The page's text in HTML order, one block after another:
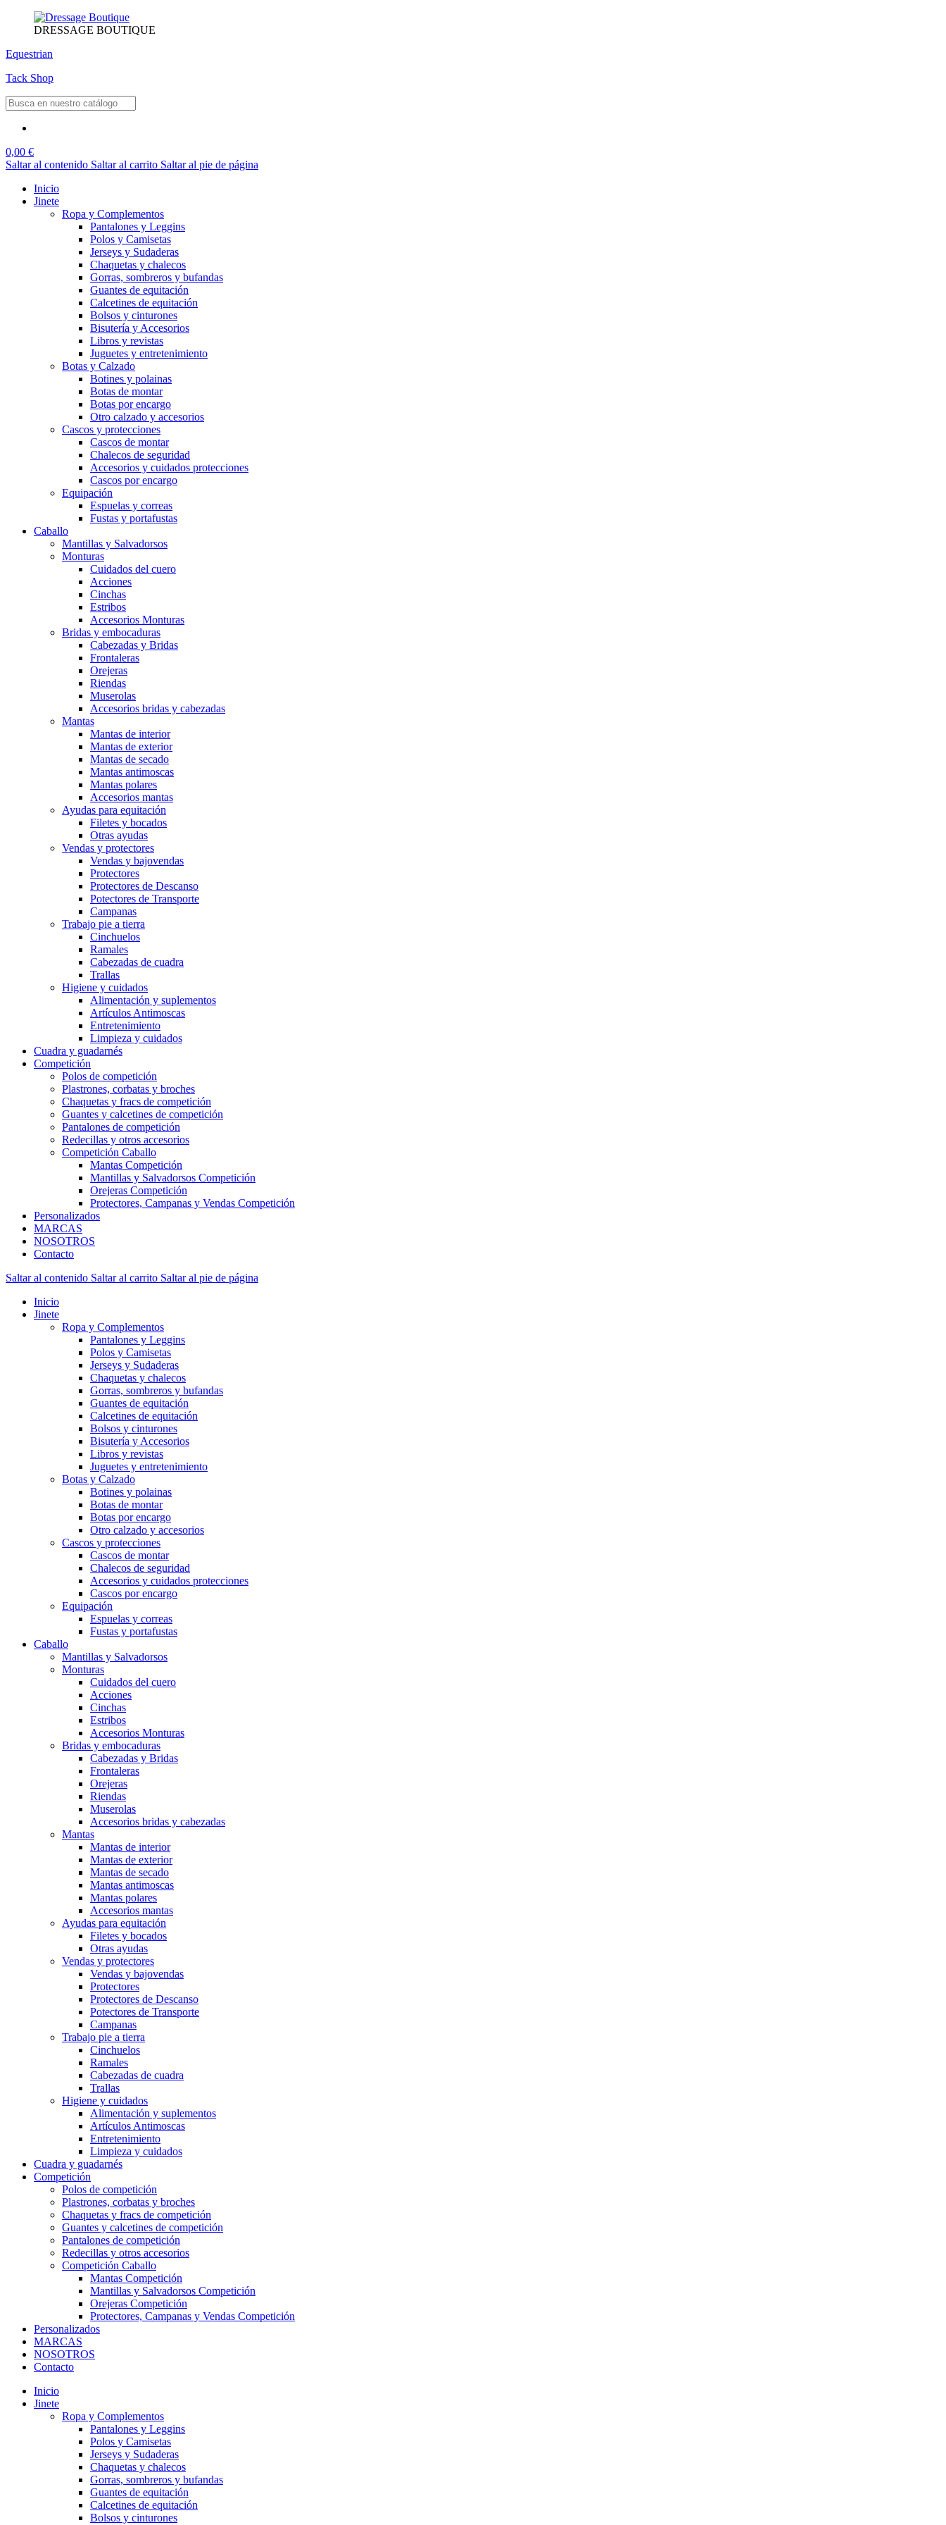
DRESSAGE BOUTIQUE
Equestrian
Tack Shop
0,00 €
Saltar al contenido Saltar al carrito Saltar al pie de página
Inicio
Jinete
Ropa y Complementos
Pantalones y Leggins
Polos y Camisetas
Jerseys y Sudaderas
Chaquetas y chalecos
Gorras, sombreros y bufandas
Guantes de equitación
Calcetines de equitación
Bolsos y cinturones
Bisutería y Accesorios
Libros y revistas
Juguetes y entretenimiento
Botas y Calzado
Botines y polainas
Botas de montar
Botas por encargo
Otro calzado y accesorios
Cascos y protecciones
Cascos de montar
Chalecos de seguridad
Accesorios y cuidados protecciones
Cascos por encargo
Equipación
Espuelas y correas
Fustas y portafustas
Caballo
Mantillas y Salvadorsos
Monturas
Cuidados del cuero
Acciones
Cinchas
Estribos
Accesorios Monturas
Bridas y embocaduras
Cabezadas y Bridas
Frontaleras
Orejeras
Riendas
Muserolas
Accesorios bridas y cabezadas
Mantas
Mantas de interior
Mantas de exterior
Mantas de secado
Mantas antimoscas
Mantas polares
Accesorios mantas
Ayudas para equitación
Filetes y bocados
Otras ayudas
Vendas y protectores
Vendas y bajovendas
Protectores
Protectores de Descanso
Potectores de Transporte
Campanas
Trabajo pie a tierra
Cinchuelos
Ramales
Cabezadas de cuadra
Trallas
Higiene y cuidados
Alimentación y suplementos
Artículos Antimoscas
Entretenimiento
Limpieza y cuidados
Cuadra y guadarnés
Competición
Polos de competición
Plastrones, corbatas y broches
Chaquetas y fracs de competición
Guantes y calcetines de competición
Pantalones de competición
Redecillas y otros accesorios
Competición Caballo
Mantas Competición
Mantillas y Salvadorsos Competición
Orejeras Competición
Protectores, Campanas y Vendas Competición
Personalizados
MARCAS
NOSOTROS
Contacto
Saltar al contenido Saltar al carrito Saltar al pie de página
Inicio
Jinete
Ropa y Complementos
Pantalones y Leggins
Polos y Camisetas
Jerseys y Sudaderas
Chaquetas y chalecos
Gorras, sombreros y bufandas
Guantes de equitación
Calcetines de equitación
Bolsos y cinturones
Bisutería y Accesorios
Libros y revistas
Juguetes y entretenimiento
Botas y Calzado
Botines y polainas
Botas de montar
Botas por encargo
Otro calzado y accesorios
Cascos y protecciones
Cascos de montar
Chalecos de seguridad
Accesorios y cuidados protecciones
Cascos por encargo
Equipación
Espuelas y correas
Fustas y portafustas
Caballo
Mantillas y Salvadorsos
Monturas
Cuidados del cuero
Acciones
Cinchas
Estribos
Accesorios Monturas
Bridas y embocaduras
Cabezadas y Bridas
Frontaleras
Orejeras
Riendas
Muserolas
Accesorios bridas y cabezadas
Mantas
Mantas de interior
Mantas de exterior
Mantas de secado
Mantas antimoscas
Mantas polares
Accesorios mantas
Ayudas para equitación
Filetes y bocados
Otras ayudas
Vendas y protectores
Vendas y bajovendas
Protectores
Protectores de Descanso
Potectores de Transporte
Campanas
Trabajo pie a tierra
Cinchuelos
Ramales
Cabezadas de cuadra
Trallas
Higiene y cuidados
Alimentación y suplementos
Artículos Antimoscas
Entretenimiento
Limpieza y cuidados
Cuadra y guadarnés
Competición
Polos de competición
Plastrones, corbatas y broches
Chaquetas y fracs de competición
Guantes y calcetines de competición
Pantalones de competición
Redecillas y otros accesorios
Competición Caballo
Mantas Competición
Mantillas y Salvadorsos Competición
Orejeras Competición
Protectores, Campanas y Vendas Competición
Personalizados
MARCAS
NOSOTROS
Contacto
Inicio
Jinete
Ropa y Complementos
Pantalones y Leggins
Polos y Camisetas
Jerseys y Sudaderas
Chaquetas y chalecos
Gorras, sombreros y bufandas
Guantes de equitación
Calcetines de equitación
Bolsos y cinturones